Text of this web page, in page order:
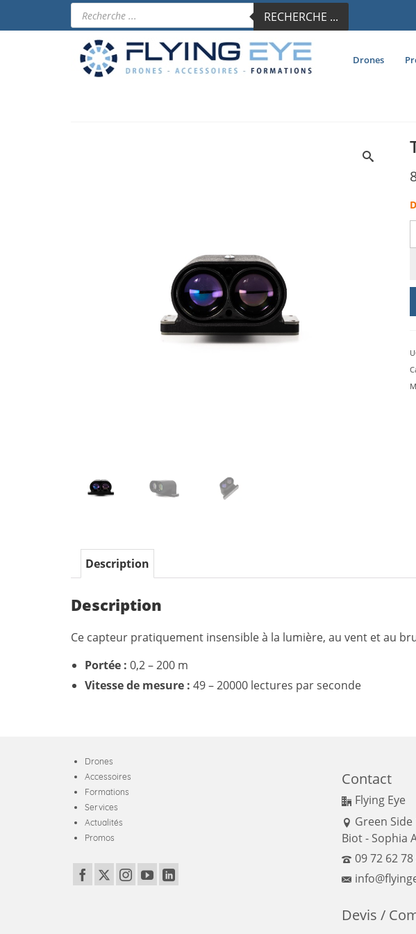
Recherche
de
produits
RECHERCHE ...
Drones
Description
Description
Ce capteur pratiquement insensible à la lumière, au vent et au
Portée : 0,2 – 200 m
Vitesse de mesure : 49 – 20000 lectures par seconde
Drones
Accessoires
Formations
Services
Actualités
Promos
Contact
Flying Eye
Green Side
Biot - Sophia
09 72 62 78
Devis /